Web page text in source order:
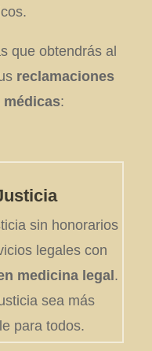
que obtendrás al
reclamaciones
:
sin honorarios
legales con
medicina legal .
sea más
para todos.